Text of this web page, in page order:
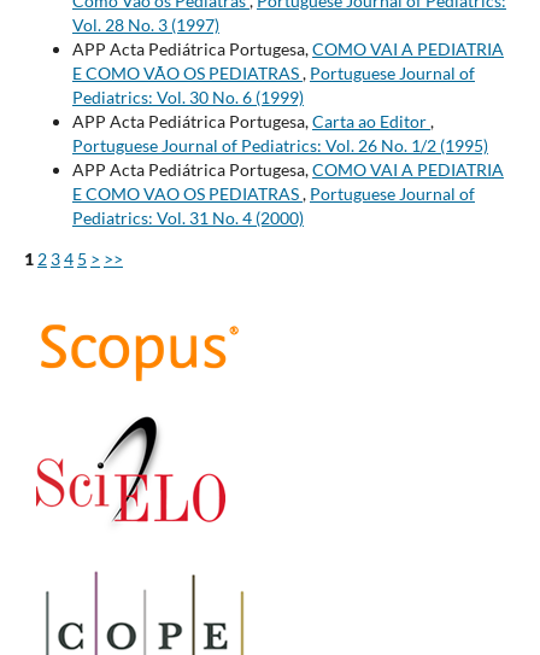
Vol. 28 No. 3 (1997)
APP Acta Pediátrica Portugesa,COMO VAI A PEDIATRIA
E COMO VÃO OS PEDIATRAS, Portuguese Journal of
Pediatrics: Vol. 30 No. 6 (1999)
APP Acta Pediátrica Portugesa,Carta ao Editor,
Portuguese Journal of Pediatrics: Vol. 26 No. 1/2 (1995)
APP Acta Pediátrica Portugesa,COMO VAI A PEDIATRIA
E COMO VAO OS PEDIATRAS, Portuguese Journal of
Pediatrics: Vol. 31 No. 4 (2000)
1 2 34 5 > >>